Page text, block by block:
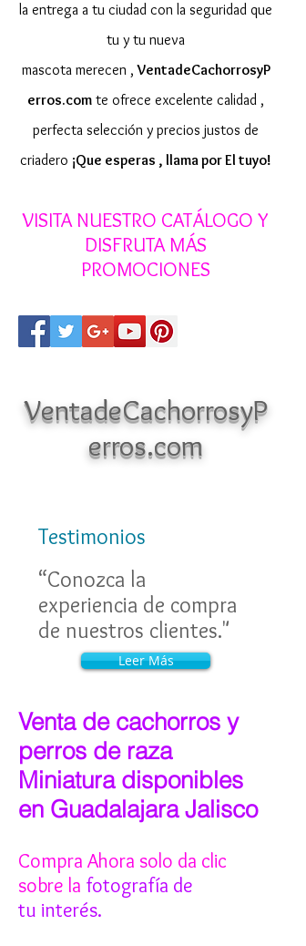
la entrega a tu ciudad con la seguridad que
tu y tu nueva
mascota merecen ,VentadeCachorrosyP
erros.com te ofrece excelente calidad ,
perfecta selección y precios justos de
criadero ¡Que esperas , llama por El tuyo!
VISITA NUESTRO CATÁLOGO Y
DISFRUTA MÁS
PROMOCIONES
VentadeCachorrosyP
erros.com
Testimonios
“Conozca la
experiencia de compra
de nuestros clientes."
Leer Más
Venta de cachorros y
perros de raza
Miniatura disponibles
en Guadalajara Jalisco
Compra Ahora solo da clic
sobre la fotografía de
tu interés.